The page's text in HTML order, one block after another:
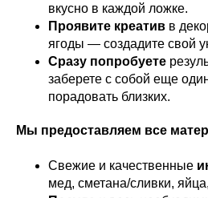
вкусно в каждой ложке.
Проявите креатив в
ягоды — создадите свой
Сразу попробуете
заберете с собой еще
порадовать близких.
Мы предоставляем все
Свежие и качественные
мед, сметана/сливки,